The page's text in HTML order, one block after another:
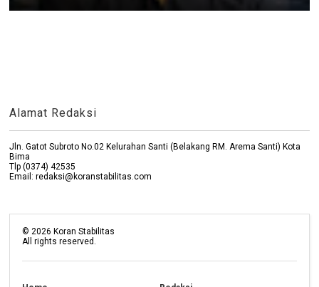
Alamat Redaksi
Jln. Gatot Subroto No.02 Kelurahan Santi (Belakang RM. Arema Santi) Kota
Bima
Tlp (0374) 42535
Email: redaksi@koranstabilitas.com
© 2026 Koran Stabilitas
All rights reserved.